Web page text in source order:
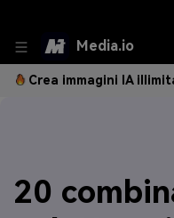
Media.io
Crea immagini IA
20